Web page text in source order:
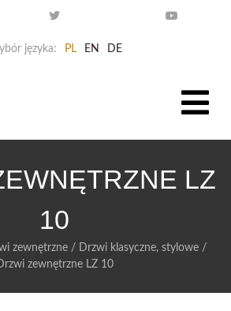
języka: PL EN DE
LZ
10
zewnętrzne / Drzwi klasyczne, stylowe /
zewnętrzne LZ 10